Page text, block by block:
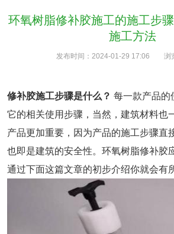
环氧树脂修补胶施工的施工步
施工方法
发布时间： 2024-01-29 17:06 浏览
修补胶施工步骤是什么？ 每一款产品的
它的相关使用步骤，当然，建筑材料也
产品更加重要，因为产品的施工步骤直
也即是建筑的安全性。环氧树脂修补胶
通过下面这篇文章的初步介绍你就会有